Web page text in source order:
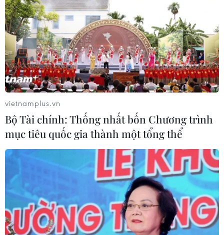
vietnamplus.vn
Bộ Tài chính: Thống nhất bốn Chương trình
mục tiêu quốc gia thành một tổng thể